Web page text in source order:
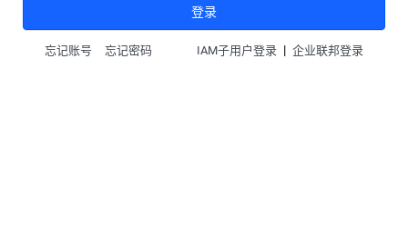
登录
忘记账号 忘记密码 IAM子用户登录 | 企业联邦登录